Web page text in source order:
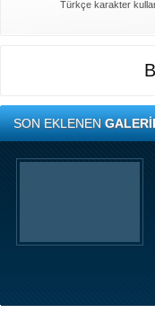
Türkçe karakter
SON EKLENEN